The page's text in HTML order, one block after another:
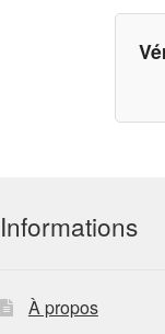
Informations
À propos